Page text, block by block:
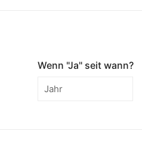
Wenn "Ja" seit wann?